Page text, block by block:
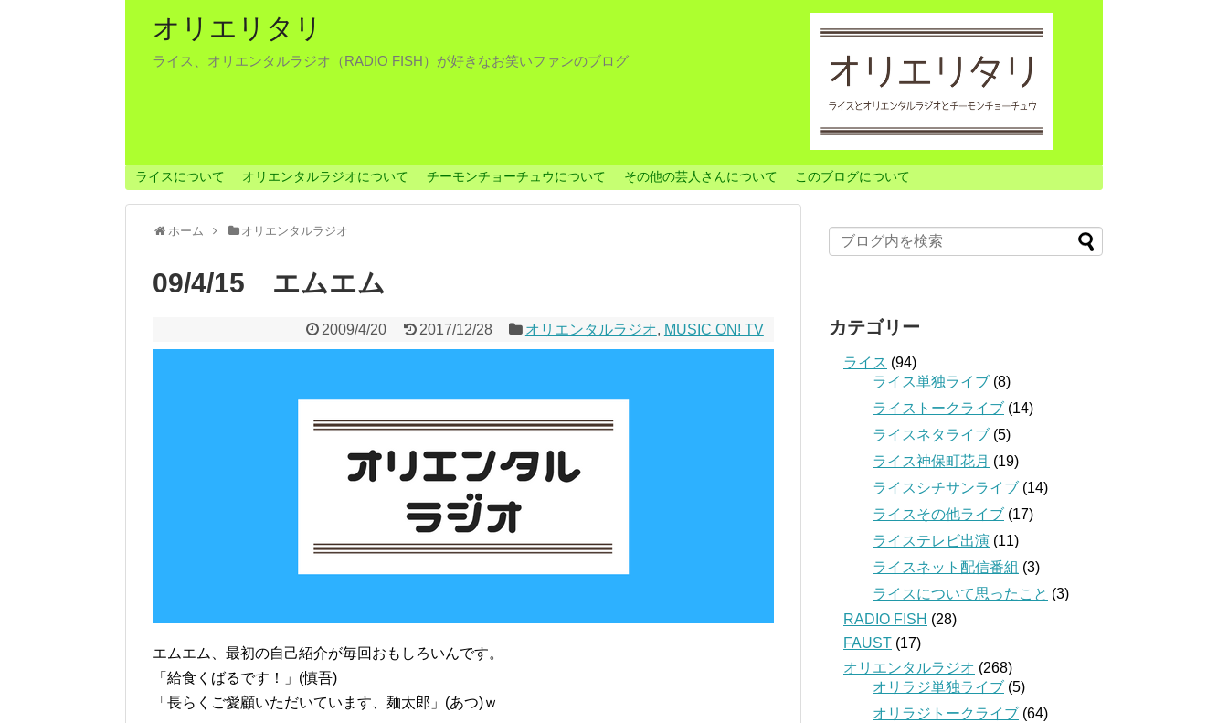
オリエリタリ
ライス、オリエンタルラジオ（RADIO FISH）が好きなお笑いファンのブログ
ライスについて オリエンタルラジオについて チーモンチョーチュウについて その他の芸人さんについて このブログについて
ホーム オリエンタルラジオ
09/4/15 エムエム
2009/4/20 2017/12/28 オリエンタルラジオ, MUSIC ON! TV
エムエム、最初の自己紹介が毎回おもしろいんです。
「給食くばるです！」(慎吾)
「長らくご愛顧いただいています、麺太郎」(あつ)ｗ
カテゴリー
ライス (94)
ライス単独ライブ (8)
ライストークライブ (14)
ライスネタライブ (5)
ライス神保町花月 (19)
ライスシチサンライブ (14)
ライスその他ライブ (17)
ライステレビ出演 (11)
ライスネット配信番組 (3)
ライスについて思ったこと (3)
RADIO FISH (28)
FAUST (17)
オリエンタルラジオ (268)
オリラジ単独ライブ (5)
オリラジトークライブ (64)